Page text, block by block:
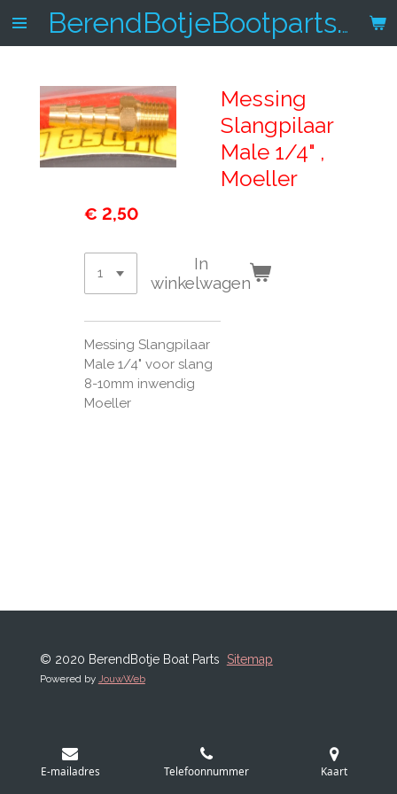
Ga
hoofdinhoud
BerendBotjeBootparts.nl
Messing
Slangpilaar
Male 1/4" ,
Moeller
€ 2,50
In
winkelwagen
Messing Slangpilaar
Male 1/4" voor slang
8-10mm inwendig
Moeller
© 2020 BerendBotje Boat Parts Sitemap
Powered by JouwWeb
E-mailadres Telefoonnummer Kaart